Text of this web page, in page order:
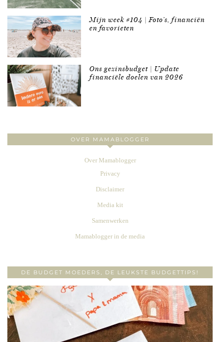
Mijn week #104 | Foto’s, financiën
en favorieten
Ons gezinsbudget | Update
financiële doelen van 2026
OVER MAMABLOGGER
Over Mamablogger
Privacy
Disclaimer
Media kit
Samenwerken
Mamablogger in de media
DE BUDGET MOEDERS, DE LEUKSTE BUDGETTIPS!